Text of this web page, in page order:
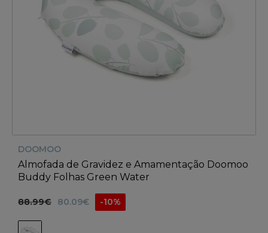
DOOMOO
Almofada de Gravidez e Amamentação Doomoo
Buddy Folhas Green Water
88.99€ 80.09€ -10%